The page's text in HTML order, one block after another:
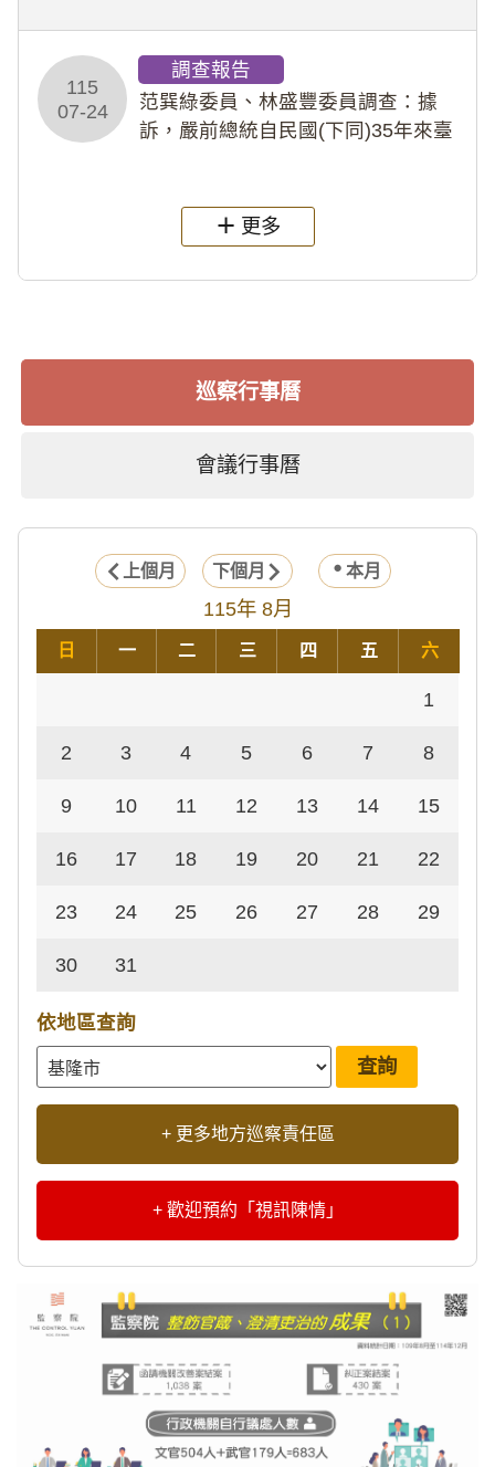
術倫理等情案調查報告。(115教調
31)
115
07-24
調查報告
范巽綠委員、林盛豐委員調查：據
訴，嚴前總統自民國(下同)35年來臺
過世後，總統府於89年間函請其家屬
繼續留住
更多
巡察行事曆
會議行事曆
上個月 下個月 本月
115年 8月
日 一 二 三 四 五 六
1
2 3 4 5 6 7 8
9 10 11 12 13 14 15
16 17 18 19 20 21 22
23 24 25 26 27 28 29
30 31
依地區查詢
+ 更多地方巡察責任區
+ 歡迎預約「視訊陳情」